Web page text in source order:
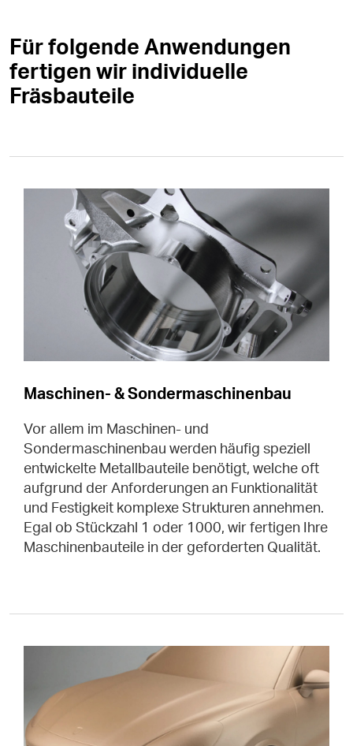
Für folgende Anwendungen
fertigen wir individuelle
Fräsbauteile
Maschinen- & Sondermaschinenbau
Vor allem im Maschinen- und
Sondermaschinenbau werden häufig speziell
entwickelte Metallbauteile benötigt, welche oft
aufgrund der Anforderungen an Funktionalität
und Festigkeit komplexe Strukturen annehmen.
Egal ob Stückzahl 1 oder 1000, wir fertigen Ihre
Maschinenbauteile in der geforderten Qualität.